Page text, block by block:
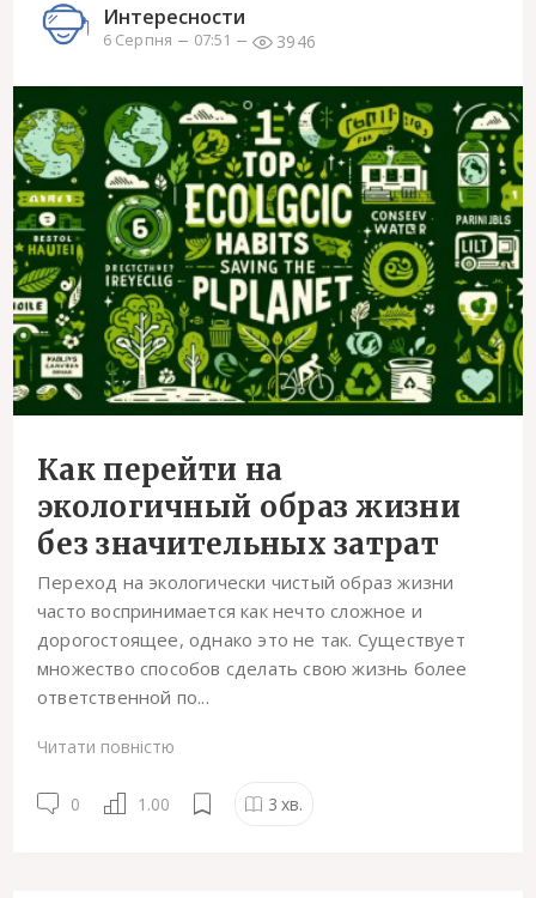
Интересности
6 Серпня 07:51 3946
Как перейти на
экологичный образ жизни
без значительных затрат
Переход на экологически чистый образ жизни
часто воспринимается как нечто сложное и
дорогостоящее, однако это не так. Существует
множество способов сделать свою жизнь более
ответственной по...
Читати повністю
0 1.00 3 хв.